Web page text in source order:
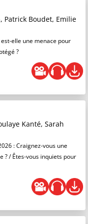
Patrick Boudet, Emilie
elle une menace pour
?
Kanté, Sarah
: Craignez-vous une
? / Êtes-vous inquiets pour